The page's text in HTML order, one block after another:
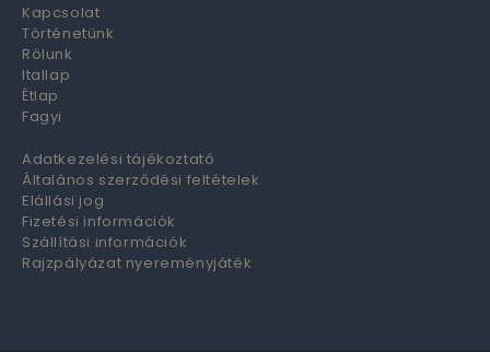
Kapcsolat
Történetünk
Rólunk
Itallap
Étlap
Fagyi
Adatkezelési tájékoztató
Általános szerződési feltételek
Elállási jog
Fizetési információk
Szállítási információk
Rajzpályázat nyereményjáték